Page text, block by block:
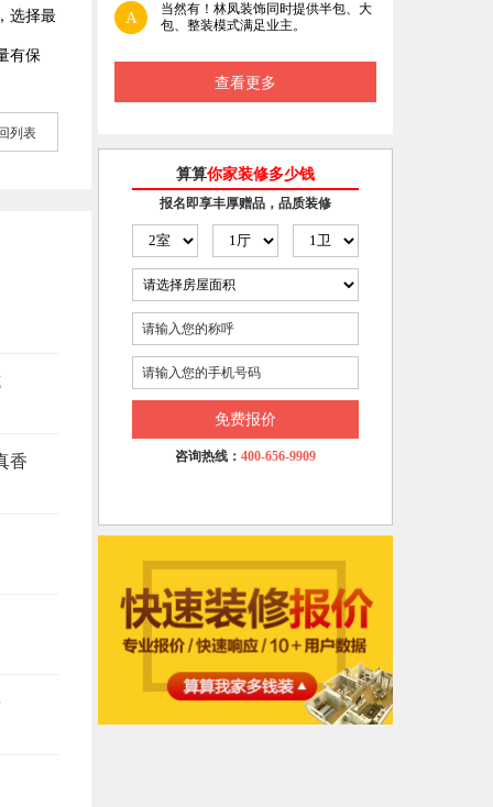
选择最
有保
列表
香
A
当然有！林凤装饰同时提供半包、大
包、整装模式满足业主。
查看更多
算算你家装修多少钱
报名即享丰厚赠品，品质装修
免费报价
咨询热线： 400-656-9909